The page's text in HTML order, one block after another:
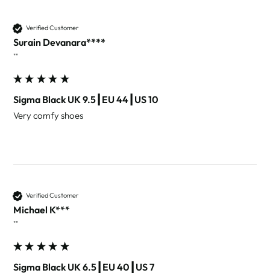
Verified Customer
Surain Devanara****
""
Sigma Black UK 9.5┃EU 44┃US 10
Very comfy shoes
Verified Customer
Michael K***
""
Sigma Black UK 6.5┃EU 40┃US 7